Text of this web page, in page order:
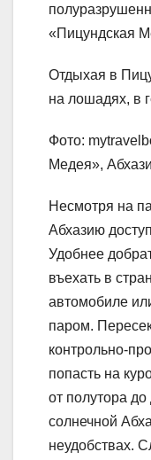
«Пицундская
Отдыхая в
на лошадях, в
Фото:
Медея»,
Несмотря на
Абхазию
Удобнее
въехать в
автомобиле
паром.
контрольно-
попасть на
от полутора
солнечной
неудобствах.